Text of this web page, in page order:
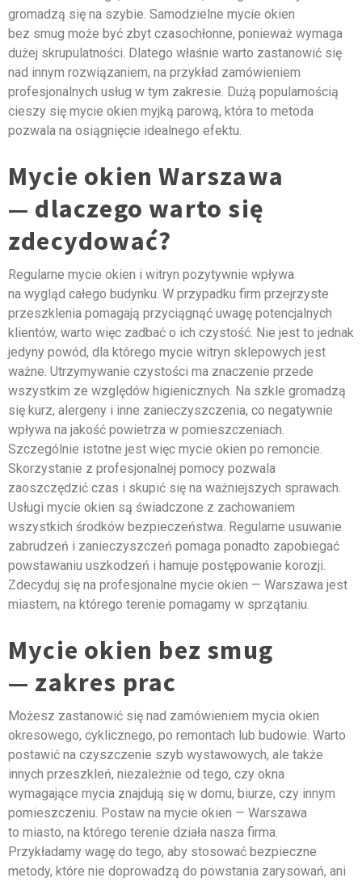
gromadzą się na szybie. Samodzielne mycie okien
bez smug może być zbyt czasochłonne, ponieważ wymaga
dużej skrupulatności. Dlatego właśnie warto zastanowić się
nad innym rozwiązaniem, na przykład zamówieniem
profesjonalnych usług w tym zakresie. Dużą popularnością
cieszy się mycie okien myjką parową, która to metoda
pozwala na osiągnięcie idealnego efektu.
Mycie okien Warszawa
— dlaczego warto się
zdecydować?
Regularne mycie okien i witryn pozytywnie wpływa
na wygląd całego budynku. W przypadku firm przejrzyste
przeszklenia pomagają przyciągnąć uwagę potencjalnych
klientów, warto więc zadbać o ich czystość. Nie jest to jednak
jedyny powód, dla którego mycie witryn sklepowych jest
ważne. Utrzymywanie czystości ma znaczenie przede
wszystkim ze względów higienicznych. Na szkle gromadzą
się kurz, alergeny i inne zanieczyszczenia, co negatywnie
wpływa na jakość powietrza w pomieszczeniach.
Szczególnie istotne jest więc mycie okien po remoncie.
Skorzystanie z profesjonalnej pomocy pozwala
zaoszczędzić czas i skupić się na ważniejszych sprawach.
Usługi mycie okien są świadczone z zachowaniem
wszystkich środków bezpieczeństwa. Regularne usuwanie
zabrudzeń i zanieczyszczeń pomaga ponadto zapobiegać
powstawaniu uszkodzeń i hamuje postępowanie korozji.
Zdecyduj się na profesjonalne mycie okien — Warszawa jest
miastem, na którego terenie pomagamy w sprzątaniu.
Mycie okien bez smug
— zakres prac
Możesz zastanowić się nad zamówieniem mycia okien
okresowego, cyklicznego, po remontach lub budowie. Warto
postawić na czyszczenie szyb wystawowych, ale także
innych przeszkleń, niezależnie od tego, czy okna
wymagające mycia znajdują się w domu, biurze, czy innym
pomieszczeniu. Postaw na mycie okien — Warszawa
to miasto, na którego terenie działa nasza firma.
Przykładamy wagę do tego, aby stosować bezpieczne
metody, które nie doprowadzą do powstania zarysowań, ani